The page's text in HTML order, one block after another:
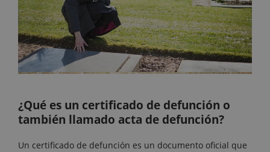
¿Qué es un certificado de defunción o
también llamado acta de defunción?
Un certificado de defunción es un documento oficial que